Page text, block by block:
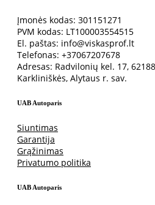
Įmonės kodas: 301151271
PVM kodas: LT100003554515
El. paštas: info@viskasprof.lt
Telefonas: +37067207678
Adresas: Radvilonių kel. 17, 62188
Karkliniškės, Alytaus r. sav.
UAB Autoparis
Siuntimas
Garantija
Grąžinimas
Privatumo politika
UAB Autoparis